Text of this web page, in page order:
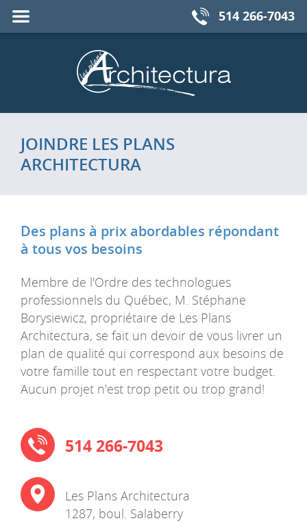
514 266-7043
JOINDRE LES PLANS
ARCHITECTURA
Des plans à prix abordables répondant
à tous vos besoins
Membre de l'Ordre des technologues
professionnels du Québec, M. Stéphane
Borysiewicz, propriétaire de Les Plans
Architectura, se fait un devoir de vous livrer un
plan de qualité qui correspond aux besoins de
votre famille tout en respectant votre budget.
Aucun projet n'est trop petit ou trop grand!
514 266-7043
Les Plans Architectura
1287, boul. Salaberry